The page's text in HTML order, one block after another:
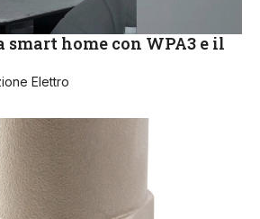
home con WPA3 e il
Elettro